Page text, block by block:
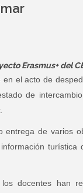
Erasmus+ del
el acto de
de
de varios
turística
docentes han